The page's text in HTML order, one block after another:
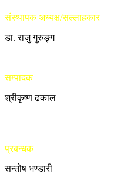
संस्थापक अध्यक्ष/सल्लाहकार
डा. राजु गुरुङ्ग
सम्पादक
श्रीकृष्ण ढकाल
प्रबन्धक
सन्तोष भण्डारी